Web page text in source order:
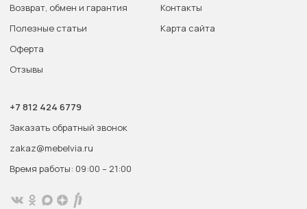
Возврат, обмен и гарантия
Полезные статьи
Оферта
Отзывы
Контакты
Карта сайта
+7 812 424 6779
Заказать обратный звонок
zakaz@mebelvia.ru
Время работы: 09:00 – 21:00